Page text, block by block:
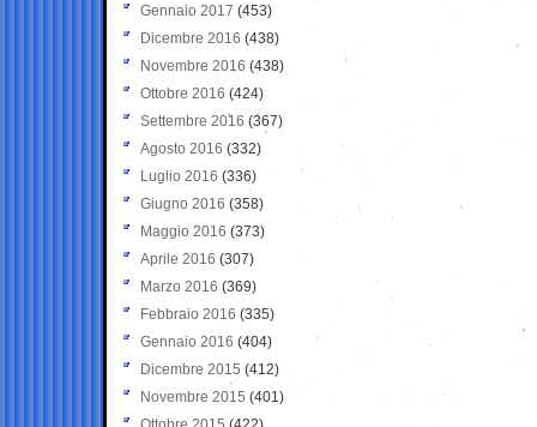
Gennaio 2017 (453)
Dicembre 2016 (438)
Novembre 2016 (438)
Ottobre 2016 (424)
Settembre 2016 (367)
Agosto 2016 (332)
Luglio 2016 (336)
Giugno 2016 (358)
Maggio 2016 (373)
Aprile 2016 (307)
Marzo 2016 (369)
Febbraio 2016 (335)
Gennaio 2016 (404)
Dicembre 2015 (412)
Novembre 2015 (401)